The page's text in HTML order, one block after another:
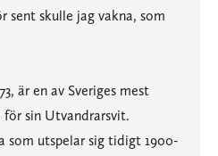
skulle jag vakna, som
är en av Sveriges mest
sin Utvandrarsvit.
som utspelar sig tidigt 1900-